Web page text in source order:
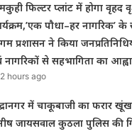
फिल्टर प्लांट में होगा वृहद
पौधा–हर नागरिक’
प्रशासन ने किया
नागरिकों से सहभागिता का
2 hours ago
में चाकूबाजी का फरार
जायसवाल कुठला पुलिस की